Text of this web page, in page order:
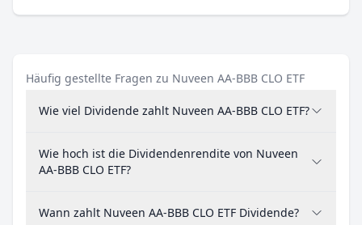
Häufig gestellte Fragen zu Nuveen AA-BBB CLO ETF
Wie viel Dividende zahlt Nuveen AA-BBB CLO ETF?
Wie hoch ist die Dividendenrendite von Nuveen
AA-BBB CLO ETF?
Wann zahlt Nuveen AA-BBB CLO ETF Dividende?